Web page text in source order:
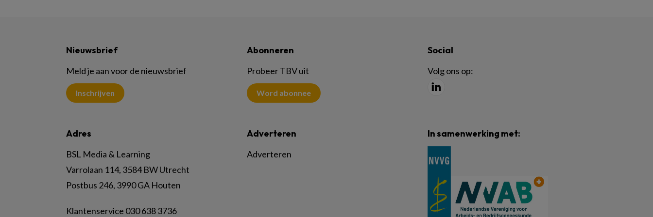
Nieuwsbrief
Meld je aan voor de nieuwsbrief
Inschrijven
Abonneren
Probeer TBV uit
Word abonnee
Social
Volg ons op:
Adres
BSL Media & Learning
Varrolaan 114, 3584 BW Utrecht
Postbus 246, 3990 GA Houten
Klantenservice 030 638 3736
Adverteren
Adverteren
In samenwerking met: